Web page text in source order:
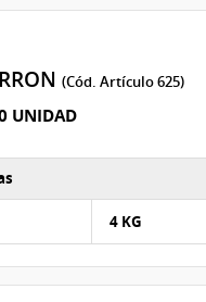
(Cód. Artículo 625)
UNIDAD
4 KG